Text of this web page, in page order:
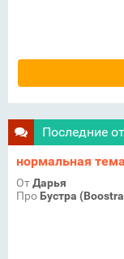
Последние
нормальная тема
ОтДарья
Про Бустра